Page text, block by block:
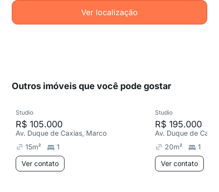
Ver localização
Outros imóveis que você pode gostar
Studio
R$ 105.000
Av. Duque de Caxias, Marco
15m²
1
Ver contato
Studio
R$ 195.000
Av. Duque de
20m²
1
Ver contato